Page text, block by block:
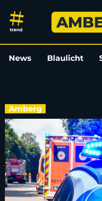
Mopedfahrer
News Blaulicht
Amberg